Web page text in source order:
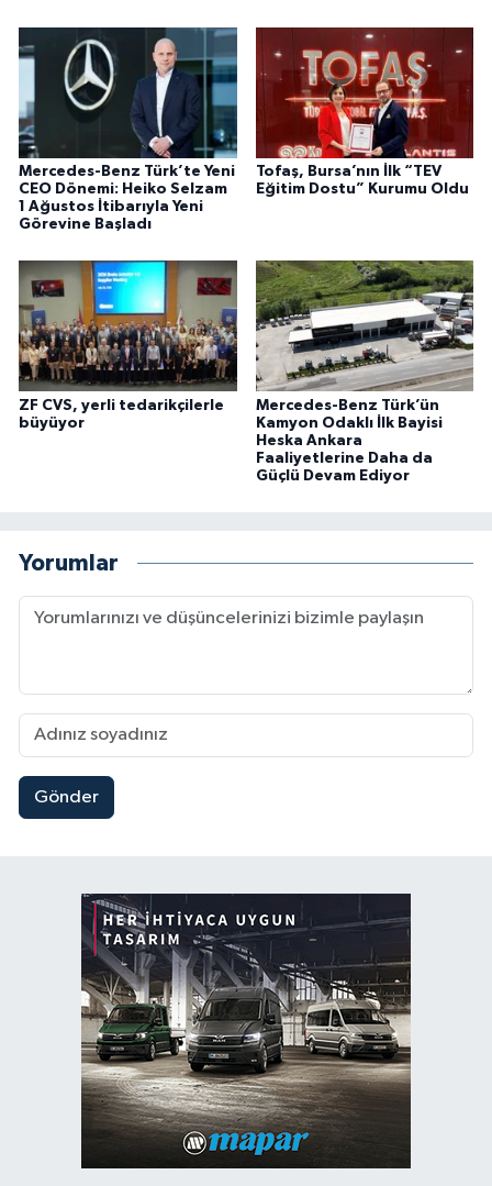
Mercedes-Benz Türk’te Yeni
CEO Dönemi: Heiko Selzam
1 Ağustos İtibarıyla Yeni
Görevine Başladı
Tofaş, Bursa’nın İlk “TEV
Eğitim Dostu” Kurumu Oldu
ZF CVS, yerli tedarikçilerle
büyüyor
Mercedes-Benz Türk’ün
Kamyon Odaklı İlk Bayisi
Heska Ankara
Faaliyetlerine Daha da
Güçlü Devam Ediyor
Yorumlar
Gönder